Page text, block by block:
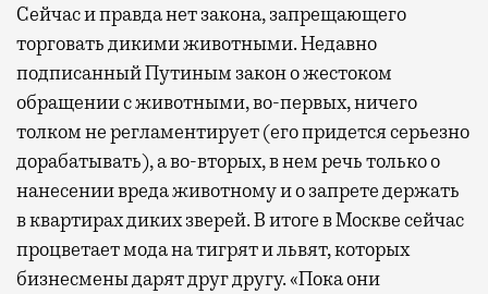
Сейчас и правда нет закона, запрещающего
торговать дикими животными. Недавно
подписанный Путиным закон о жестоком
обращении с животными, во-первых, ничего
толком не регламентирует (его придется серьезно
дорабатывать), а во-вторых, в нем речь только о
нанесении вреда животному и о запрете держать
в квартирах диких зверей. В итоге в Москве сейчас
процветает мода на тигрят и львят, которых
бизнесмены дарят друг другу. «Пока они